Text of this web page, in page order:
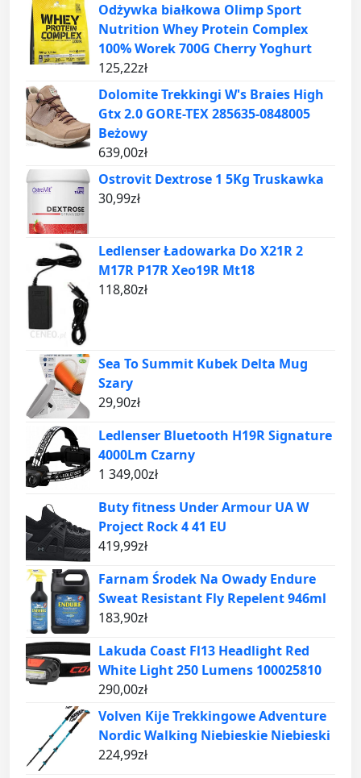
Odżywka białkowa Olimp Sport
Nutrition Whey Protein Complex
100% Worek 700G Cherry Yoghurt
125,22zł
Dolomite Trekkingi W's Braies High
Gtx 2.0 GORE-TEX 285635-0848005
Beżowy
639,00zł
Ostrovit Dextrose 1 5Kg Truskawka
30,99zł
Ledlenser Ładowarka Do X21R 2
M17R P17R Xeo19R Mt18
118,80zł
Sea To Summit Kubek Delta Mug
Szary
29,90zł
Ledlenser Bluetooth H19R Signature
4000Lm Czarny
1 349,00zł
Buty fitness Under Armour UA W
Project Rock 4 41 EU
419,99zł
Farnam Środek Na Owady Endure
Sweat Resistant Fly Repelent 946ml
183,90zł
Lakuda Coast Fl13 Headlight Red
White Light 250 Lumens 100025810
290,00zł
Volven Kije Trekkingowe Adventure
Nordic Walking Niebieskie Niebieski
224,99zł